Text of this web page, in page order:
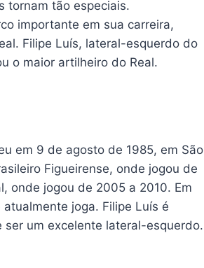
tornam tão especiais.
importante em sua carreira,
Filipe Luís, lateral-esquerdo do
o maior artilheiro do Real.
em 9 de agosto de 1985, em São
Figueirense, onde jogou de
onde jogou de 2005 a 2010. Em
joga. Filipe Luís é
um excelente lateral-esquerdo.